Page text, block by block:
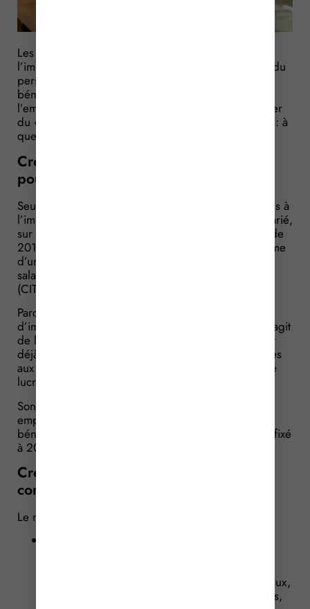
Les associations sans but lucratif, non soumises à
l’impôt sur les sociétés, comptant dans leur effectif du
personnel salarié, ne peuvent pas prétendre au
bénéfice du crédit d’impôt pour la compétitivité et
l’emploi. C’est pourquoi elles vont pouvoir bénéficier
du « crédit d’impôt de taxe sur les salaires (CITS)
: à
quelles conditions et pour quel montant ?
Crédit d’impôt de taxe sur les salaires :
pour qui ?
Seules les associations sans but lucratif non soumises à
l’impôt sur les sociétés, disposant de personnel salarié,
sur les sociétés vont pouvoir bénéficier, à compter de
2017, de ce nouvel avantage fiscal qui prend la forme
d’un crédit d’impôt imputable sur la taxe sur les
salaires : le crédit d’impôt de taxe sur les salaires
(CITS).
Parce qu’elles ne peuvent pas prétendre au crédit
d’impôt pour la compétitivité et l’emploi (CICE), il s’agit
de leur accorder un avantage similaire, comme c’est
déjà le cas pour les associations fiscalisées (soumises
aux impôts commerciaux) qui se livrent à une activité
lucrative et qui, de ce fait, sont éligibles au CICE.
Sont, en pratique, concernées les associations
employeurs, soumises à la taxe sur les salaires, qui
bénéficient de l’abattement de taxe sur les salaires (fixé
à 20 283 € pour 2016 et 20 304 € pour 2017).
Crédit d’impôt de taxe sur les salaires :
combien ?
Le mode de calcul du CITS est le suivant :
régulièrement déclarées aux organismes sociaux,
effectivement soumises à la taxe sur les salaires,